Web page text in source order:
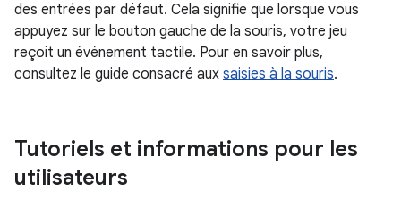
des entrées par défaut. Cela signifie que lorsque vous
appuyez sur le bouton gauche de la souris, votre jeu
reçoit un événement tactile. Pour en savoir plus,
consultez le guide consacré aux saisies à la souris.
Tutoriels et informations pour les
utilisateurs